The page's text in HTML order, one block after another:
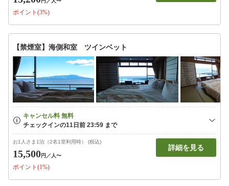
ポイント(3%)
【禁煙室】海側和室 ツインベット
お1人さま1泊（2名1室利用時） (税込)
15,500円 ／人〜
ポイント(1%)
詳細を見る